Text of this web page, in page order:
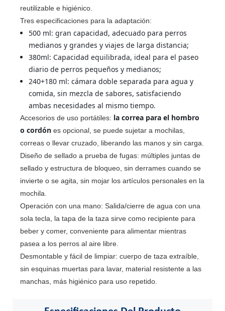
reutilizable e higiénico.
Tres especificaciones para la adaptación:
500 ml: gran capacidad, adecuado para perros
medianos y grandes y viajes de larga distancia;
380ml: Capacidad equilibrada, ideal para el paseo
diario de perros pequeños y medianos;
240+180 ml: cámara doble separada para agua y
comida, sin mezcla de sabores, satisfaciendo
ambas necesidades al mismo tiempo.
Accesorios de uso portátiles: la correa para el hombro
o cordón es opcional, se puede sujetar a mochilas,
correas o llevar cruzado, liberando las manos y sin carga.
Diseño de sellado a prueba de fugas: múltiples juntas de
sellado y estructura de bloqueo, sin derrames cuando se
invierte o se agita, sin mojar los artículos personales en la
mochila.
Operación con una mano: Salida/cierre de agua con una
sola tecla, la tapa de la taza sirve como recipiente para
beber y comer, conveniente para alimentar mientras
pasea a los perros al aire libre.
Desmontable y fácil de limpiar: cuerpo de taza extraíble,
sin esquinas muertas para lavar, material resistente a las
manchas, más higiénico para uso repetido.